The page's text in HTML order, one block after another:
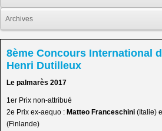
Archives
8ème Concours International
Henri Dutilleux
Le palmarès 2017
1er Prix non-attribué
2e Prix ex-aequo : Matteo Franceschini (Italie)
(Finlande)